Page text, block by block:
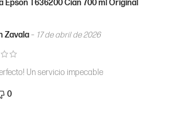
Epson T636200 Cian 700 ml Original
Zavala– 17 de abril de 2026
Un servicio impecable
0